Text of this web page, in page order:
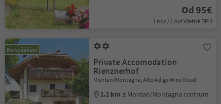
Od 95€
1 noc / 1 byt Včetně DPH
Na vyžádání
Private Accomodation
Rienznerhof
Montan/Montagna, Alto Adige Wine Road
1.2 km z Montan/Montagna centrum